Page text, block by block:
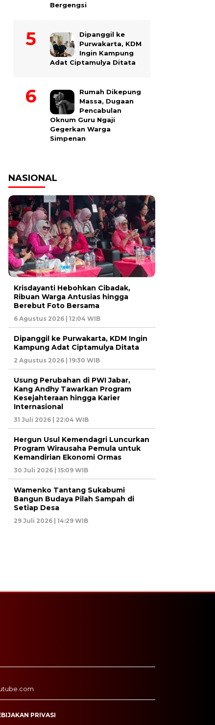
Bergengsi
Dipanggil ke
Purwakarta, KDM
Ingin Kampung
Adat Ciptamulya Ditata
Rumah Dikepung
Massa, Dugaan
Pencabulan
Oknum Guru Ngaji
Gegerkan Warga
Simpenan
NASIONAL
Krisdayanti Hebohkan Cibadak,
Ribuan Warga Antusias hingga
Berebut Foto Bersama
6 Agustus 2026 | 12:04 WIB
Dipanggil ke Purwakarta, KDM Ingin
Kampung Adat Ciptamulya Ditata
2 Agustus 2026 | 19:30 WIB
Usung Perubahan di PWI Jabar,
Kang Andhy Tawarkan Program
Kesejahteraan hingga Karier
Internasional
31 Juli 2026 | 22:04 WIB
Hergun Usul Kemendagri Luncurkan
Program Wirausaha Pemula untuk
Kemandirian Ekonomi Ormas
30 Juli 2026 | 15:09 WIB
Wamenko Tantang Sukabumi
Bangun Budaya Pilah Sampah di
Setiap Desa
29 Juli 2026 | 14:29 WIB
PRIVASI